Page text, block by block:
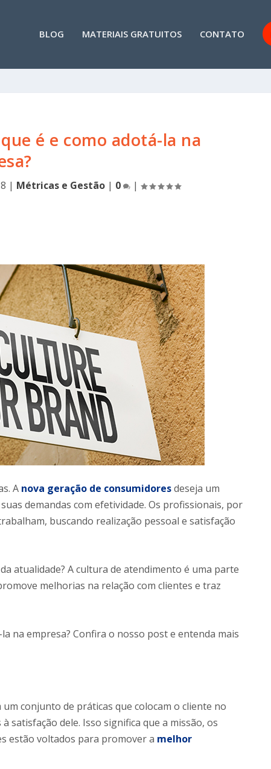
BLOG MATERIAIS GRATUITOS CONTATO
é e como adotá-la na
| Métricas e Gestão | 0 |
A nova geração de consumidoresdeseja um
demandas com efetividade. Os profissionais, por
buscando realização pessoal e satisfação
atualidade? A cultura de atendimento é uma parte
melhorias na relação com clientes e traz
na empresa? Confira o nosso post e entenda mais
conjunto de práticas que colocam o cliente no
satisfação dele. Isso significa que a missão, os
estão voltados para promover a melhor